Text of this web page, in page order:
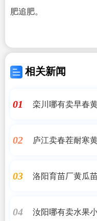
肥追肥。
相关新闻
01
栾川哪有卖早春
02
庐江卖春茬耐寒
03
洛阳育苗厂黄瓜
04
汝阳哪有卖水果